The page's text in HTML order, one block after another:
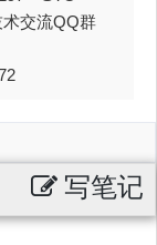
交流QQ群
写笔记